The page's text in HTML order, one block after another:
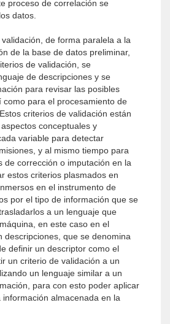
proceso de correlación se
datos.
de forma paralela a la
de la base de datos preliminar,
de validación, se
de descripciones y se
para revisar las posibles
como para el procesamiento de
criterios de validación están
conceptuales y
variable para detectar
y al mismo tiempo para
de corrección o imputación en la
estos criterios plasmados en
en el instrumento de
por el tipo de información que se
a un lenguaje que
en este caso en el
descripciones, que se denomina
definir un descriptor como el
un criterio de validación a un
un lenguaje similar a un
para con esto poder aplicar
almacenada en la